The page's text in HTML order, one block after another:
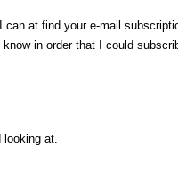
at find your e-mail
in order that I could
at.